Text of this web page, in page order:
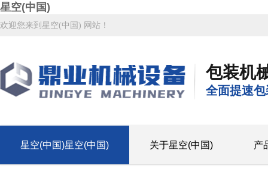
星空(中国)
欢迎您来到星空(中国) 网站！
包装机
全面提速
星空(中国)星空(中国) 关于星空(中国) 产